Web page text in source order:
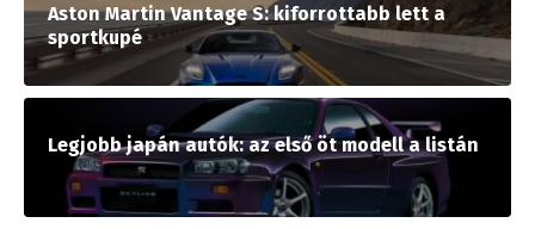
Aston Martin Vantage S: kiforrottabb lett a
sportkupé
Legjobb japán autók: az első öt modell a listán